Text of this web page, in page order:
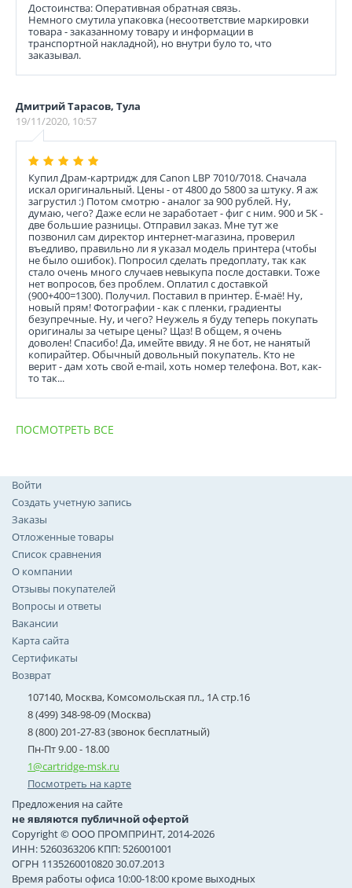
Достоинства: Оперативная обратная связь.
Немного смутила упаковка (несоответствие маркировки
товара - заказанному товару и информации в
транспортной накладной), но внутри було то, что
заказывал.
Дмитрий Тарасов, Тула
19/11/2020, 10:57
Купил Драм-картридж для Canon LBP 7010/7018. Сначала
искал оригинальный. Цены - от 4800 до 5800 за штуку. Я аж
загрустил :) Потом смотрю - аналог за 900 рублей. Ну,
думаю, чего? Даже если не заработает - фиг с ним. 900 и 5К -
две большие разницы. Отправил заказ. Мне тут же
позвонил сам директор интернет-магазина, проверил
въедливо, правильно ли я указал модель принтера (чтобы
не было ошибок). Попросил сделать предоплату, так как
стало очень много случаев невыкупа после доставки. Тоже
нет вопросов, без проблем. Оплатил с доставкой
(900+400=1300). Получил. Поставил в принтер. Ё-маё! Ну,
новый прям! Фотографии - как с пленки, градиенты
безупречные. Ну, и чего? Неужель я буду теперь покупать
оригиналы за четыре цены? Щаз! В общем, я очень
доволен! Спасибо! Да, имейте ввиду. Я не бот, не нанятый
копирайтер. Обычный довольный покупатель. Кто не
верит - дам хоть свой e-mail, хоть номер телефона. Вот, как-
то так...
ПОСМОТРЕТЬ ВСЕ
Войти
Создать учетную запись
Заказы
Отложенные товары
Список сравнения
О компании
Отзывы покупателей
Вопросы и ответы
Вакансии
Карта сайта
Сертификаты
Возврат
107140, Москва, Комсомольская пл., 1А стр.16
8 (499) 348-98-09 (Москва)
8 (800) 201-27-83 (звонок бесплатный)
Пн-Пт 9.00 - 18.00
1@cartridge-msk.ru
Посмотреть на карте
Предложения на сайте
не являются публичной офертой
Copyright © ООО ПРОМПРИНТ, 2014-2026
ИНН: 5260363206 КПП: 526001001
ОГРН 1135260010820 30.07.2013
Время работы офиса 10:00-18:00 кроме выходных